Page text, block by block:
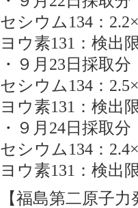
セシウム134：
ヨウ素131：検出
・９月23日採取分
セシウム134：
ヨウ素131：検出
・９月24日採取分
セシウム134：
ヨウ素131：検出
【福島第二原子力